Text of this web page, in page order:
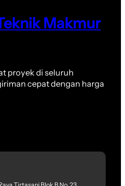
Makmur
proyek di seluruh
cepat dengan harga